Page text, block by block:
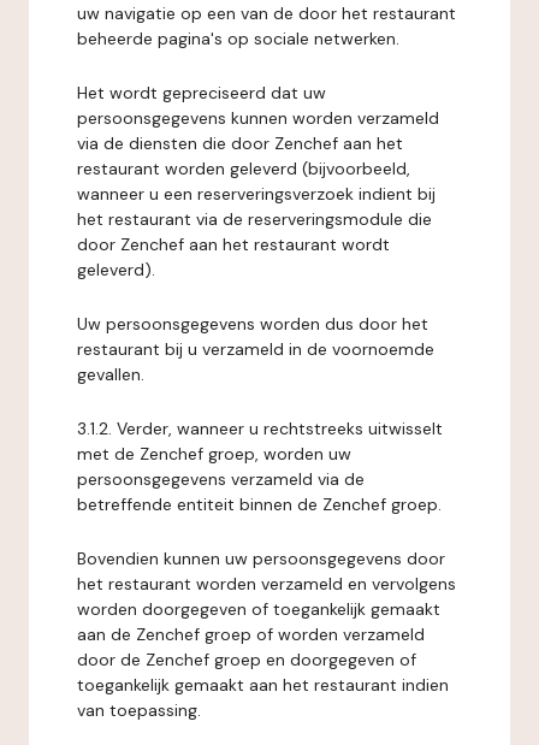
uw navigatie op een van de door het restaurant
beheerde pagina's op sociale netwerken.
Het wordt gepreciseerd dat uw
persoonsgegevens kunnen worden verzameld
via de diensten die door Zenchef aan het
restaurant worden geleverd (bijvoorbeeld,
wanneer u een reserveringsverzoek indient bij
het restaurant via de reserveringsmodule die
door Zenchef aan het restaurant wordt
geleverd).
Uw persoonsgegevens worden dus door het
restaurant bij u verzameld in de voornoemde
gevallen.
3.1.2. Verder, wanneer u rechtstreeks uitwisselt
met de Zenchef groep, worden uw
persoonsgegevens verzameld via de
betreffende entiteit binnen de Zenchef groep.
Bovendien kunnen uw persoonsgegevens door
het restaurant worden verzameld en vervolgens
worden doorgegeven of toegankelijk gemaakt
aan de Zenchef groep of worden verzameld
door de Zenchef groep en doorgegeven of
toegankelijk gemaakt aan het restaurant indien
van toepassing.